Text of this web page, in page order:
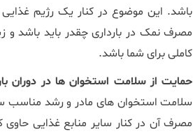
باشد. این موضوع در کنار یک رژیم
مصرف نمک در بارداری چقدر باید باشد و
کاملی برای شما باشد.
حمایت از سلامت استخوان‌ ها در دوران